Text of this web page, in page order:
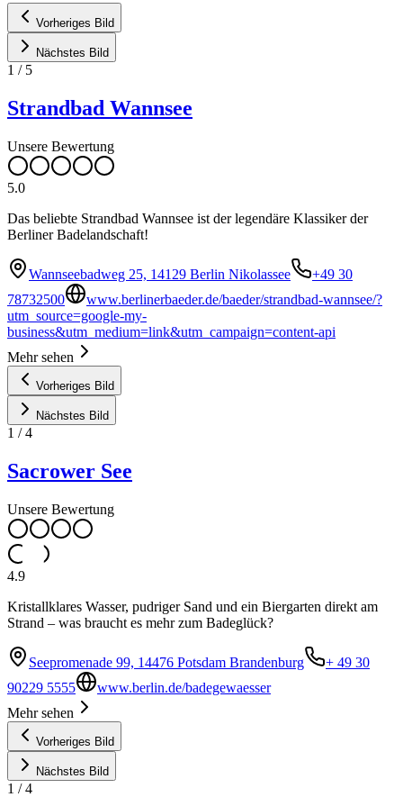
Vorheriges Bild
Nächstes Bild
1 / 5
Strandbad Wannsee
Unsere Bewertung
5.0
Das beliebte Strandbad Wannsee ist der legendäre Klassiker der
Berliner Badelandschaft!
Wannseebadweg 25, 14129 Berlin Nikolassee
+49 30
78732500
www.berlinerbaeder.de/baeder/strandbad-wannsee/?
utm_source=google-my-
business&utm_medium=link&utm_campaign=content-api
Mehr sehen
Vorheriges Bild
Nächstes Bild
1 /4
Sacrower See
Unsere Bewertung
4.9
Kristallklares Wasser, pudriger Sand und ein Biergarten direkt am
Strand – was braucht es mehr zum Badeglück?
Seepromenade 99, 14476 Potsdam Brandenburg
+ 49 30
90229 5555
www.berlin.de/badegewaesser
Mehr sehen
Vorheriges Bild
Nächstes Bild
1 /4